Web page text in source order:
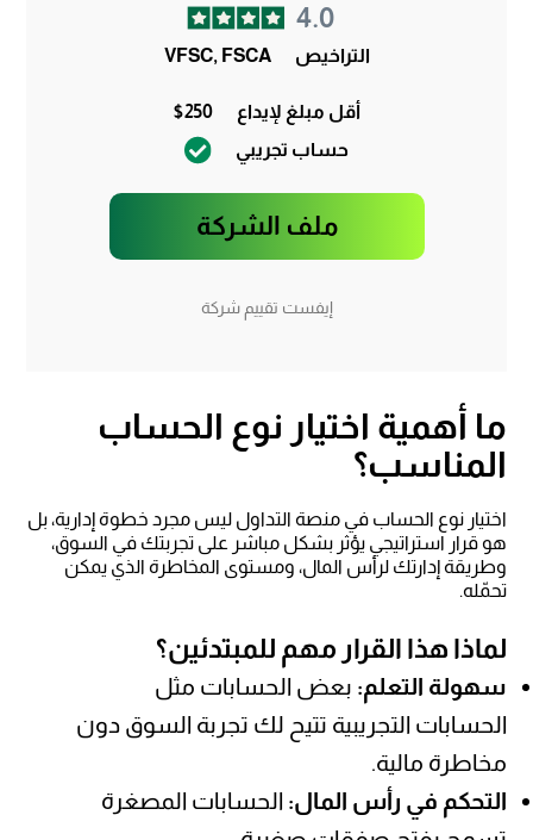
4.0
التراخيص VFSC, FSCA
أقل مبلغ لإيداع
$250
حساب تجريبي
ملف الشركة
إيفست تقييم شركة
ما أهمية اختيار نوع الحساب
المناسب؟
اختيار نوع الحساب في منصة التداول ليس مجرد خطوة إدارية، بل
هو قرار استراتيجي يؤثر بشكل مباشر على تجربتك في السوق،
وطريقة إدارتك لرأس المال، ومستوى المخاطرة الذي يمكن
تحمّله.
لماذا هذا القرار مهم للمبتدئين؟
سهولة التعلم: بعض الحسابات مثل
الحسابات التجريبية تتيح لك تجربة السوق دون
مخاطرة مالية.
التحكم في رأس المال: الحسابات المصغرة